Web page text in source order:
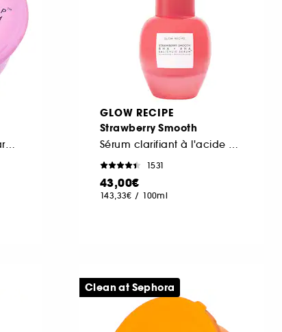
Hydratant Dosette rechargeable
GLOW RECIPE
Strawberry Smooth
Sérum clarifiant à l'acide salicylique, aux AHA et BHA
1531
43,00€
143,33€ / 100ml
Clean at Sephora